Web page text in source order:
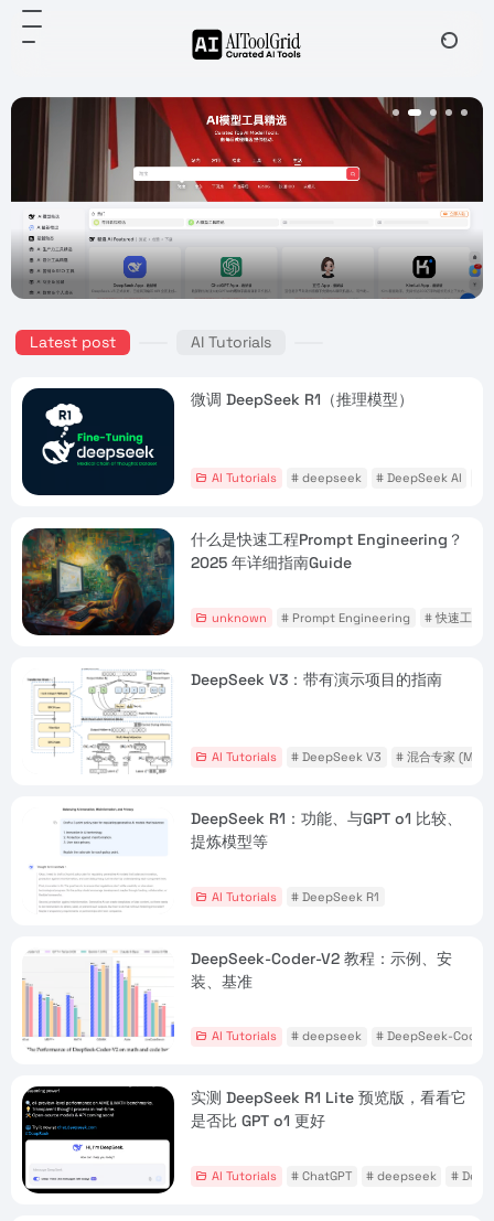
Latest post AI Tutorials
微调 DeepSeek R1（推理模型）
AI Tutorials # deepseek # DeepSeek AI
什么是快速工程Prompt Engineering？
2025 年详细指南Guide
unknown # Prompt Engineering # 快速工程
DeepSeek V3：带有演示项目的指南
AI Tutorials # DeepSeek V3 # 混合专家
DeepSeek R1：功能、与GPT o1 比较、
提炼模型等
AI Tutorials # DeepSeek R1
DeepSeek-Coder-V2 教程：示例、安
装、基准
AI Tutorials # deepseek # DeepSeek-
实测 DeepSeek R1 Lite 预览版，看看它
是否比 GPT o1 更好
AI Tutorials # ChatGPT # deepseek #